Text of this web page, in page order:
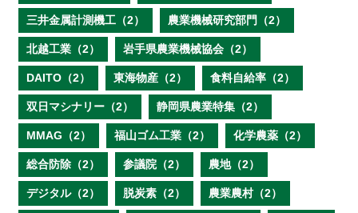
三井金属計測機工（2） 農業機械研究部門（2）
北越工業（2） 岩手県農業機械協会（2）
DAITO（2） 東海物産（2） 食料自給率（2）
双日マシナリー（2） 静岡県農業特集（2）
MMAG（2） 福山ゴム工業（2） 化学農薬（2）
総合防除（2） 参議院（2） 農地（2）
デジタル（2） 脱炭素（2） 農業農村（2）